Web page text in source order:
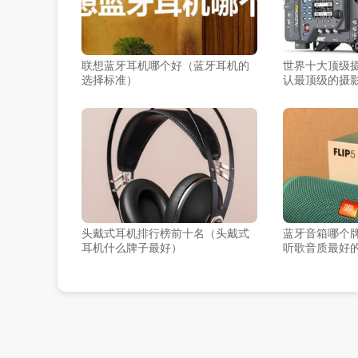
联想蓝牙耳机哪个好（蓝牙耳机的
选择标准）
世界十大顶级
认最顶级的摄
头戴式耳机排行榜前十名（头戴式
耳机什么牌子最好）
蓝牙音箱哪个
听歌音质最好